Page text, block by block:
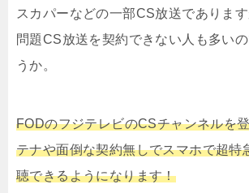
スカパーなどの一部CS放送でありま
問題CS放送を契約できない人も多い
うか。
FODのフジテレビのCSチャンネルを
テナや面倒な契約無しでスマホで超特
聴できるようになります！